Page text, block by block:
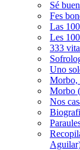
Sé
Fes
Las
Les
333
Uno
Morbo,
Morbo
Nos